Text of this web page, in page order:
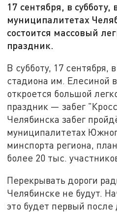
17 сентября, в субботу,
муниципалитетах
состоится массовый
праздник.
В субботу, 17 сентября,
стадиона им. Елесиной
откроется большой
праздник — забег
Челябинска забег
муниципалитетах
минспорта региона,
более 20 тыс.
Перекрывать дороги
Челябинске не будут.
это будет первый